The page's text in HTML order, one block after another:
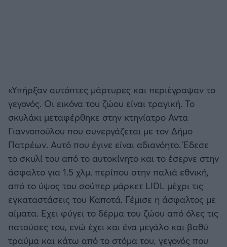
«Υπήρξαν αυτόπτες μάρτυρες και περιέγραψαν το
γεγονός. Οι εικόνα του ζώου είναι τραγική. Το
σκυλάκι μεταφέρθηκε στην κτηνίατρο Αντα
Γιαννοπούλου που συνεργάζεται με τον Δήμο
Πατρέων. Αυτό που έγινε είναι αδιανόητο. Έδεσε
το σκυλί του από το αυτοκίνητο και το έσερνε στην
άσφαλτο για 1,5 χλμ. περίπου στην παλιά εθνική,
από το ύψος του σούπερ μάρκετ LIDL μέχρι τις
εγκαταστάσεις του Καποτά. Γέμισε η άσφαλτος με
αίματα. Εχει φύγει το δέρμα του ζώου από όλες τις
πατούσες του, ενώ έχει και ένα μεγάλο και βαθύ
τραύμα και κάτω από το στόμα του, γεγονός που